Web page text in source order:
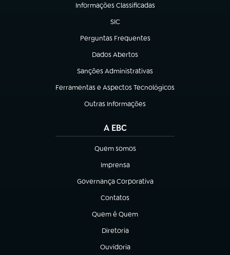
Informações Classificadas
(abre em nova aba)
SIC
(abre em nova aba)
Perguntas Frequentes
(abre em nova aba)
Dados Abertos
(abre em nova aba)
Sanções Administrativas
(abre em nova aba)
Ferramentas e Aspectos Tecnológicos
(abre em nova aba)
Outras Informações
(abre em nova aba)
A EBC
Quem somos
(abre em nova aba)
Imprensa
(abre em nova aba)
Governança Corporativa
(abre em nova aba)
Contatos
(abre em nova aba)
Quem é Quem
(abre em nova aba)
Diretoria
(abre em nova aba)
Ouvidoria
(abre em nova aba)